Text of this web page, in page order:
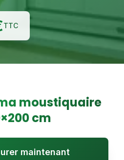
TTC
moustiquaire
×200cm
maintenant